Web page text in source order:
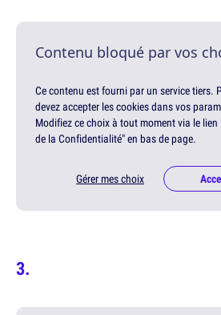
Contenu bloqué par vos
Ce contenu est fourni par un service tiers.
devez accepter les cookies dans vos
Modifiez ce choix à tout moment via le lien
de la Confidentialité" en bas de page.
Gérer mes choix